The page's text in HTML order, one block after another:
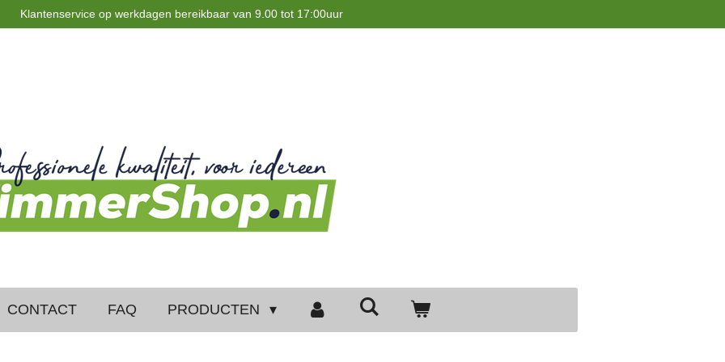
Klantenservice op werkdagen bereikbaar van 9.00 tot 17:00uur
CONTACT FAQ PRODUCTEN